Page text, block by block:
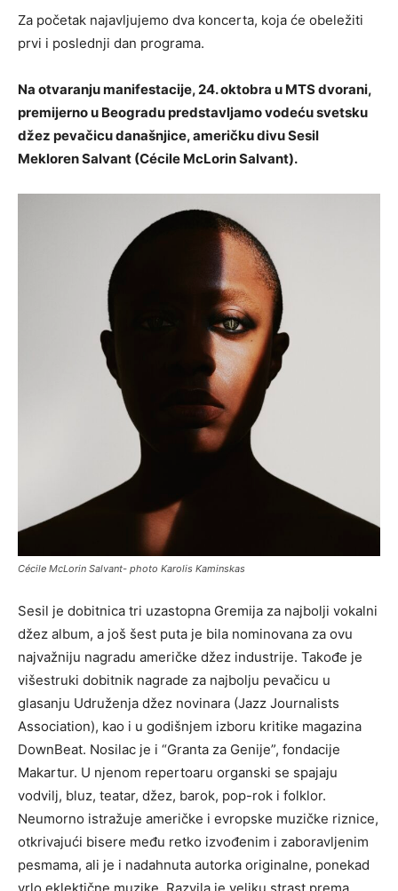
Za početak najavljujemo dva koncerta, koja će obeležiti
prvi i poslednji dan programa.
Na otvaranju manifestacije, 24. oktobra u MTS dvorani,
premijerno u Beogradu predstavljamo vodeću svetsku
džez pevačicu današnjice, američku divu Sesil
Mekloren Salvant (Cécile McLorin Salvant).
Cécile McLorin Salvant- photo Karolis Kaminskas
Sesil je dobitnica tri uzastopna Gremija za najbolji vokalni
džez album, a još šest puta je bila nominovana za ovu
najvažniju nagradu američke džez industrije. Takođe je
višestruki dobitnik nagrade za najbolju pevačicu u
glasanju Udruženja džez novinara (Jazz Journalists
Association), kao i u godišnjem izboru kritike magazina
DownBeat. Nosilac je i “Granta za Genije”, fondacije
Makartur. U njenom repertoaru organski se spajaju
vodvilj, bluz, teatar, džez, barok, pop-rok i folklor.
Neumorno istražuje američke i evropske muzičke riznice,
otkrivajući bisere među retko izvođenim i zaboravljenim
pesmama, ali je i nadahnuta autorka originalne, ponekad